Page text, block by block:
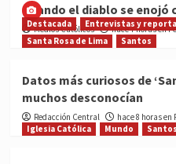
Cuando el diablo se enojó
Medios Católicos hace 7 horas en
Destacada Entrevistas y
Santa Rosa de Lima
Santos
Datos más curiosos de
muchos desconocían
Redacción Central
hace 8 horas en
Iglesia Católica
Mundo Santos